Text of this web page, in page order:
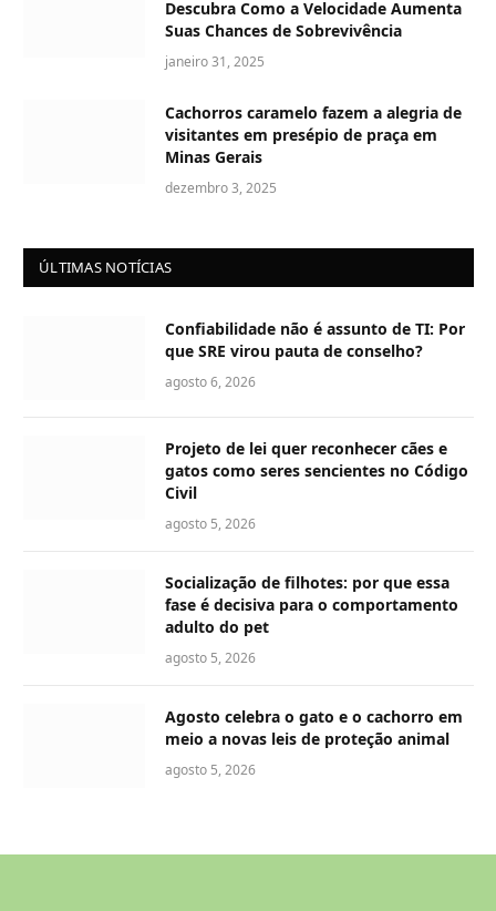
Descubra Como a Velocidade Aumenta
Suas Chances de Sobrevivência
janeiro 31, 2025
Cachorros caramelo fazem a alegria de
visitantes em presépio de praça em
Minas Gerais
dezembro 3, 2025
ÚLTIMAS NOTÍCIAS
Confiabilidade não é assunto de TI: Por
que SRE virou pauta de conselho?
agosto 6, 2026
Projeto de lei quer reconhecer cães e
gatos como seres sencientes no Código
Civil
agosto 5, 2026
Socialização de filhotes: por que essa
fase é decisiva para o comportamento
adulto do pet
agosto 5, 2026
Agosto celebra o gato e o cachorro em
meio a novas leis de proteção animal
agosto 5, 2026